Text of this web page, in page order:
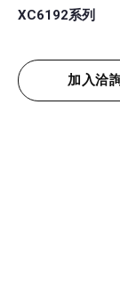
XC6192系列
加入洽